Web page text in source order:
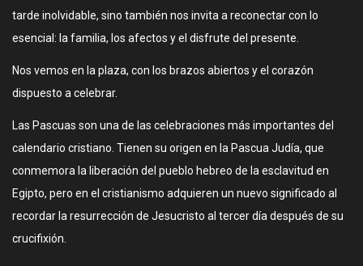
tarde inolvidable, sino también nos invita a reconectar con lo
esencial: la familia, los afectos y el disfrute del presente.
Nos vemos en la plaza, con los brazos abiertos y el corazón
dispuesto a celebrar.
Las Pascuas son una de las celebraciones más importantes del
calendario cristiano. Tienen su origen en la Pascua Judía, que
conmemora la liberación del pueblo hebreo de la esclavitud en
Egipto, pero en el cristianismo adquieren un nuevo significado al
recordar la resurrección de Jesucristo al tercer día después de su
crucifixión.